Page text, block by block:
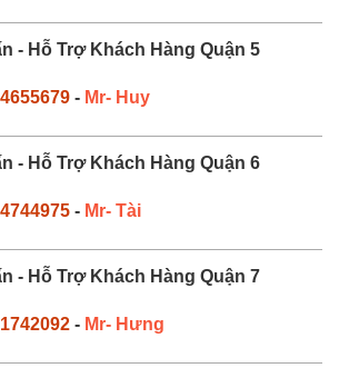
- Hỗ Trợ Khách Hàng Quận 5
- Mr- Huy
- Hỗ Trợ Khách Hàng Quận 6
- Mr- Tài
- Hỗ Trợ Khách Hàng Quận 7
- Mr- Hưng